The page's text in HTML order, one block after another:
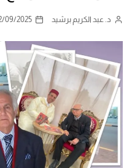
د. عبد الكريم برشيد 09/2025